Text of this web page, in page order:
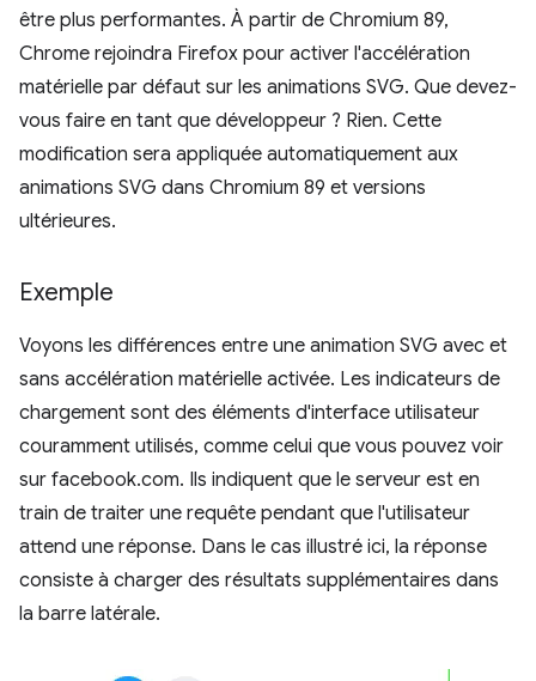
être plus performantes. À partir de Chromium 89,
Chrome rejoindra Firefox pour activer l'accélération
matérielle par défaut sur les animations SVG. Que devez-
vous faire en tant que développeur ? Rien. Cette
modification sera appliquée automatiquement aux
animations SVG dans Chromium 89 et versions
ultérieures.
Exemple
Voyons les différences entre une animation SVG avec et
sans accélération matérielle activée. Les indicateurs de
chargement sont des éléments d'interface utilisateur
couramment utilisés, comme celui que vous pouvez voir
sur facebook.com. Ils indiquent que le serveur est en
train de traiter une requête pendant que l'utilisateur
attend une réponse. Dans le cas illustré ici, la réponse
consiste à charger des résultats supplémentaires dans
la barre latérale.